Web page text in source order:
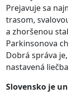
Prejavuje sa
trasom,
a zhoršenou
Parkinsonova
Dobrá správa
nastavená
Slovensko je